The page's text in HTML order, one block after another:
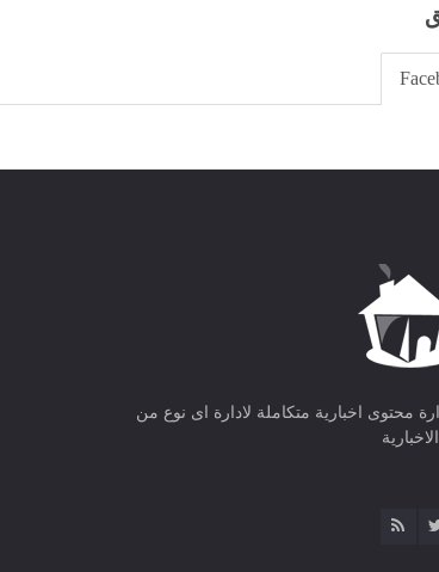
محتوى اخبارية متكاملة لادارة اى نوع من